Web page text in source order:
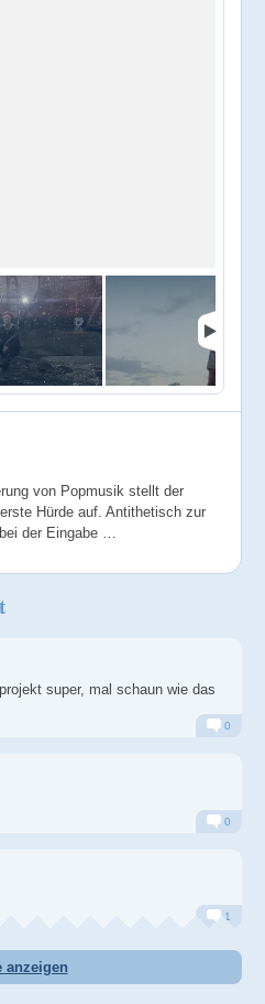
von Popmusik stellt der
Hürde auf. Antithetisch zur
der Eingabe …
super, mal schaun wie das
0
0
1
anzeigen